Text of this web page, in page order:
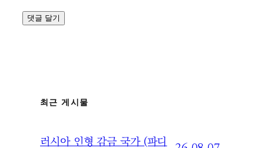
최근 게시물
러시아 인형 감금 국가 (파디